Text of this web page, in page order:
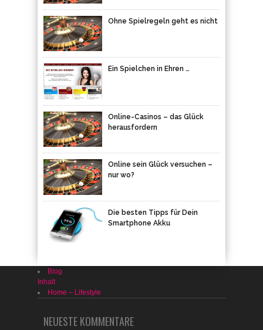
Ohne Spielregeln geht es nicht
Ein Spielchen in Ehren …
Online-Casinos – das Glück
herausfordern
Online sein Glück versuchen –
nur wo?
Die besten Tipps für Dein
Smartphone Akku
Blog
Inhalt
Home – Lifestyle
NEUESTE KOMMENTARE